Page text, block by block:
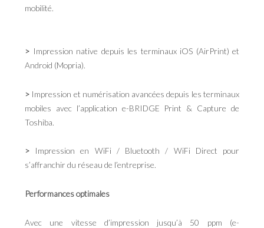
mobilité.
> Impression native depuis les terminaux iOS (AirPrint) et
Android (Mopria).
> Impression et numérisation avancées depuis les terminaux
mobiles avec l’application e-BRIDGE Print & Capture de
Toshiba.
> Impression en WiFi / Bluetooth / WiFi Direct pour
s’affranchir du réseau de l’entreprise.
Performances optimales
Avec une vitesse d’impression jusqu’à 50 ppm (e-